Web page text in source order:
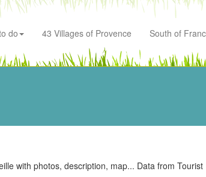
do 43 Villages of Provence South of
with photos, description, map... Data from Tourist